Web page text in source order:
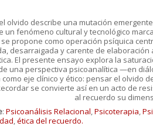
olvido describe una mutación
un fenómeno cultural y tecnológico
propone como operación psíquica
desarraigada y carente de
El presente ensayo explora la
una perspectiva psicoanalítica —en
como eje clínico y ético: pensar el olvido
se convierte así en un acto de
al recuerdo su
: Psicoanálisis Relacional,Psicoterapia,
,ética del recuerdo.